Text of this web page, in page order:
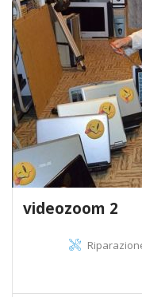
videozoom 2